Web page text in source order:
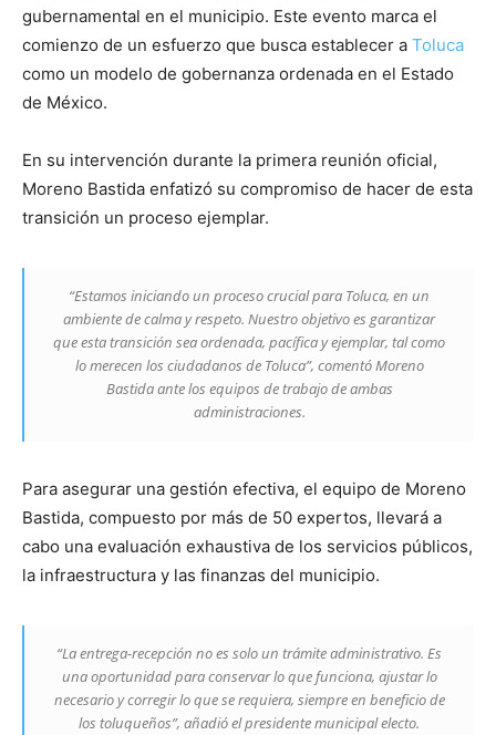
gubernamental en el municipio. Este evento marca el
comienzo de un esfuerzo que busca establecer a Toluca
como un modelo de gobernanza ordenada en el Estado
de México.
En su intervención durante la primera reunión oficial,
Moreno Bastida enfatizó su compromiso de hacer de esta
transición un proceso ejemplar.
“Estamos iniciando un proceso crucial para Toluca, en un
ambiente de calma y respeto. Nuestro objetivo es garantizar
que esta transición sea ordenada, pacífica y ejemplar, tal como
lo merecen los ciudadanos de Toluca”, comentó Moreno
Bastida ante los equipos de trabajo de ambas
administraciones.
Para asegurar una gestión efectiva, el equipo de Moreno
Bastida, compuesto por más de 50 expertos, llevará a
cabo una evaluación exhaustiva de los servicios públicos,
la infraestructura y las finanzas del municipio.
“La entrega-recepción no es solo un trámite administrativo. Es
una oportunidad para conservar lo que funciona, ajustar lo
necesario y corregir lo que se requiera, siempre en beneficio de
los toluqueños”, añadió el presidente municipal electo.